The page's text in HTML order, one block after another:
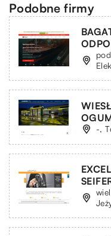
Podobne firmy
-,